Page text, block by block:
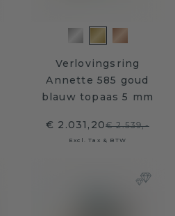
Verlovingsring
Annette 585 goud
blauw topaas 5 mm
€ 2.031,20€ 2.539,-
Excl. Tax & BTW